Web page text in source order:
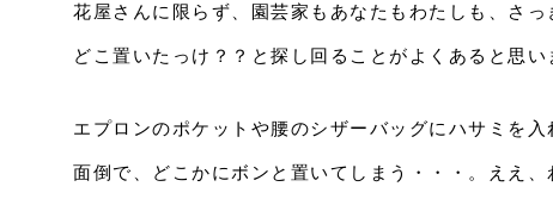
花屋さんに限らず、園芸家もあなたもわたしも、さ
どこ置いたっけ？？と探し回ることがよくあると思い
エプロンのポケットや腰のシザーバッグにハサミを
面倒で、どこかにボンと置いてしまう・・・。ええ